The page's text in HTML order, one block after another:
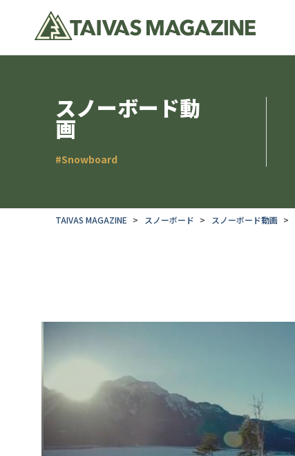
スノーボード動
画
#Snowboard
TAIVAS MAGAZINE スノーボード スノーボード動画